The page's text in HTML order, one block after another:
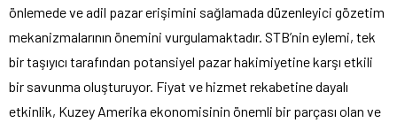
önlemede ve adil pazar erişimini sağlamada düzenleyici gözetim
mekanizmalarının önemini vurgulamaktadır. STB’nin eylemi, tek
bir taşıyıcı tarafından potansiyel pazar hakimiyetine karşı etkili
bir savunma oluşturuyor. Fiyat ve hizmet rekabetine dayalı
etkinlik, Kuzey Amerika ekonomisinin önemli bir parçası olan ve